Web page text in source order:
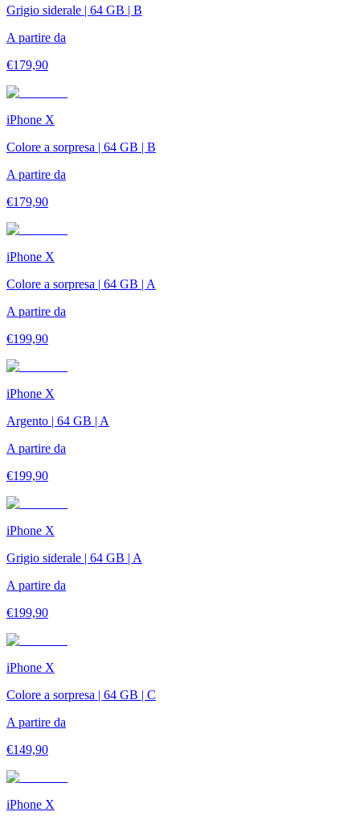
Grigio siderale | 64 GB | B
A partire da
€179,90
iPhone X
Colore a sorpresa | 64 GB | B
A partire da
€179,90
iPhone X
Colore a sorpresa | 64 GB | A
A partire da
€199,90
iPhone X
Argento | 64 GB | A
A partire da
€199,90
iPhone X
Grigio siderale | 64 GB | A
A partire da
€199,90
iPhone X
Colore a sorpresa | 64 GB | C
A partire da
€149,90
iPhone X